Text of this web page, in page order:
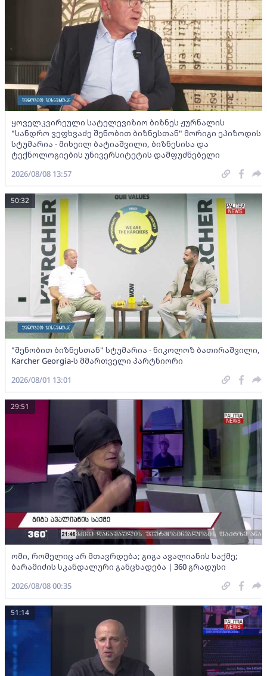
ყოველკვირეული სატელევიზიო ბიზნეს ჟურნალის
"სანდრო ვეფხვაძე შენობით ბიზნესთან" მორიგი ეპიზოდის
სტუმარია - მიხეილ ბატიაშვილი, ბიზნესისა და
ტექნოლოგიების უნივერსიტეტის დამფუძნებელი
2026/08/08 13:57
"შენობით ბიზნესთან" სტუმარია - ნიკოლოზ ბათირაშვილი,
Karcher Georgia-ს მმართველი პარტნიორი
50:32
2026/08/01 13:01
ომი, რომელიც არ მთავრდება; გიგა ავალიანის საქმე;
ბარამიძის სკანდალური განცხადება | 360 გრადუსი
29:51
2026/08/08 00:35
51:14